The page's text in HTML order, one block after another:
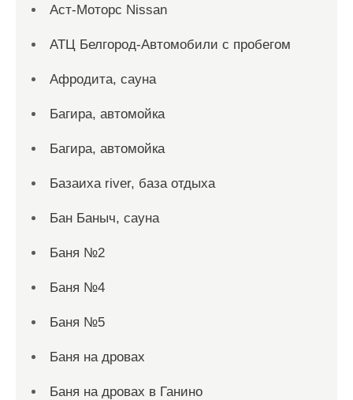
Аст-Моторс Nissan
АТЦ Белгород-Автомобили с пробегом
Афродита, сауна
Багира, автомойка
Багира, автомойка
Базаиха river, база отдыха
Бан Баныч, сауна
Баня №2
Баня №4
Баня №5
Баня на дровах
Баня на дровах в Ганино